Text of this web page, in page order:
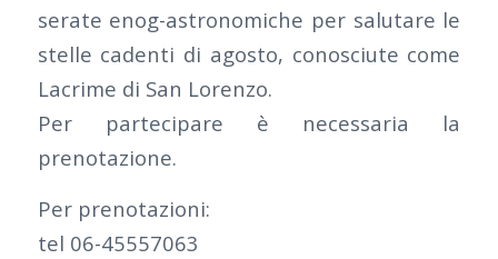
serate enog-astronomiche per salutare le
stelle cadenti di agosto, conosciute come
Lacrime di San Lorenzo.
Per partecipare è necessaria la
prenotazione.
Per prenotazioni:
tel 06-45557063